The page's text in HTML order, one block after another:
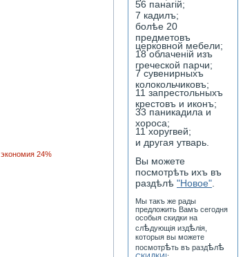
экономия 24%
56 панагiй;
7 кадилъ;
болѣе 20
предметовъ
церковной мебели;
18 облаченiй изъ
греческой парчи;
7 сувенирныхъ
колокольчиковъ;
11 запрестольныхъ
крестовъ и иконъ;
33 паникадила и
хороса;
11 хоругвей;
и другая утварь.
Вы можете
посмотрѣть ихъ въ
раздѣлѣ "Новое"
Мы такъ же рады
предложить Вамъ сегодня
особыя скидки на
слѣдующiя издѣлiя,
которыя вы можете
посмотрѣть въ раздѣлѣ